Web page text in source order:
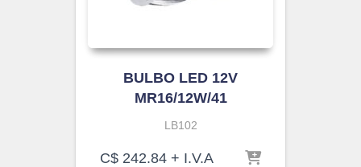
BULBO LED 12V
MR16/12W/41
LB102
C$ 242.84 + I.V.A